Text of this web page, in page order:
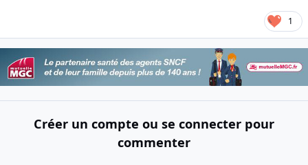
1
Créer un compte ou se connecter pour
commenter